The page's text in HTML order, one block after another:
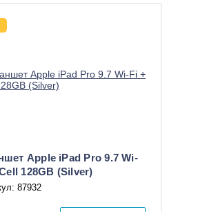
Apple iPad Pro 9.7 Wi-
128GB (Silver)
87932